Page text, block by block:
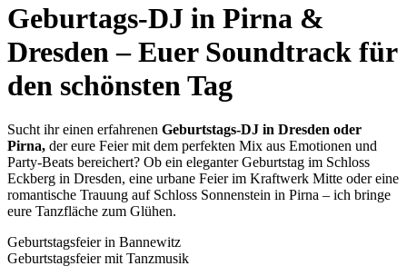
Geburtags-DJ in Pirna &
Dresden – Euer Soundtrack für
den schönsten Tag
Sucht ihr einen erfahrenen Geburtstags-DJ in Dresden oder
Pirna, der eure Feier mit dem perfekten Mix aus Emotionen und
Party-Beats bereichert? Ob ein eleganter Geburtstag im Schloss
Eckberg in Dresden, eine urbane Feier im Kraftwerk Mitte oder eine
romantische Trauung auf Schloss Sonnenstein in Pirna – ich bringe
eure Tanzfläche zum Glühen.
Geburtstagsfeier in Bannewitz
Geburtstagsfeier mit Tanzmusik